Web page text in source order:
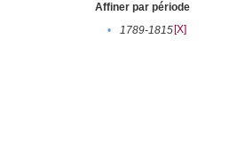
Affiner par période
•
1789-1815[X]